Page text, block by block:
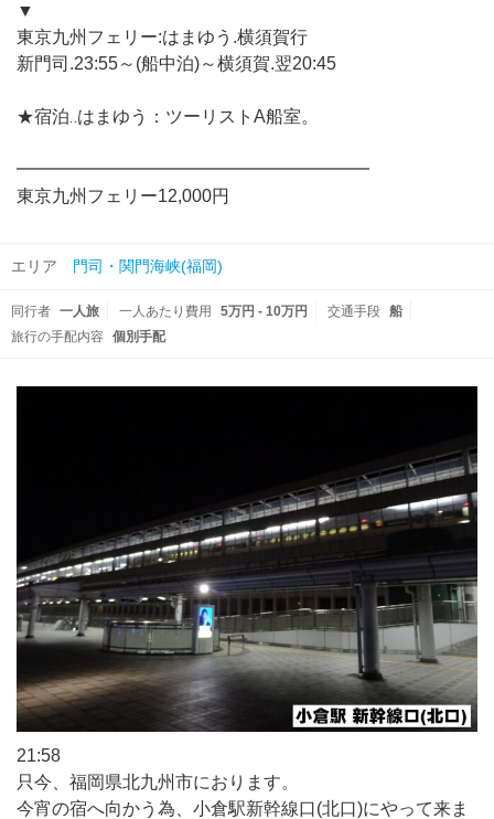
▼
東京九州フェリー:はまゆう.横須賀行
新門司.23:55～(船中泊)～横須賀.翌20:45
★宿泊‥はまゆう：ツーリストA船室。
━━━━━━━━━━━━━━━━━━━━
東京九州フェリー12,000円
エリア 門司・関門海峡(福岡)
同行者 一人旅 一人あたり費用 5万円 - 10万円 交通手段 船
旅行の手配内容
個別手配
21:58
只今、福岡県北九州市におります。
今宵の宿へ向かう為、小倉駅新幹線口(北口)にやって来ま